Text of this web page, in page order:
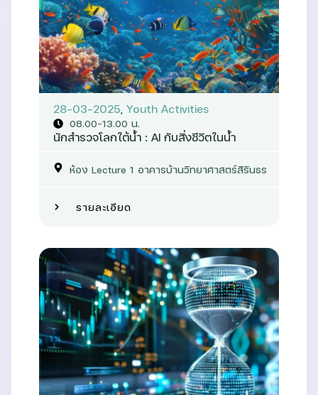
28-03-2025, Youth Activities
08.00–13.00 น.
นักสำรวจโลกใต้น้ำ : AI กับสิ่งชีวิตในน้ำ
ห้อง Lecture 1 อาคารบ้านวิทยาศาสตร์สิรินธร
รายละเอียด